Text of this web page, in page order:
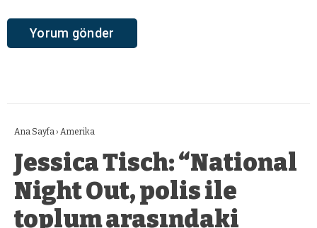
Ana Sayfa › Amerika
Jessica Tisch: “National
Night Out, polis ile
toplum arasındaki